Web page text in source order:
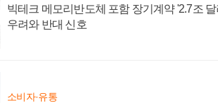
빅테크 메모리반도체 포함 장기계약 '2.7조
우려와 반대 신호
소비자·유통